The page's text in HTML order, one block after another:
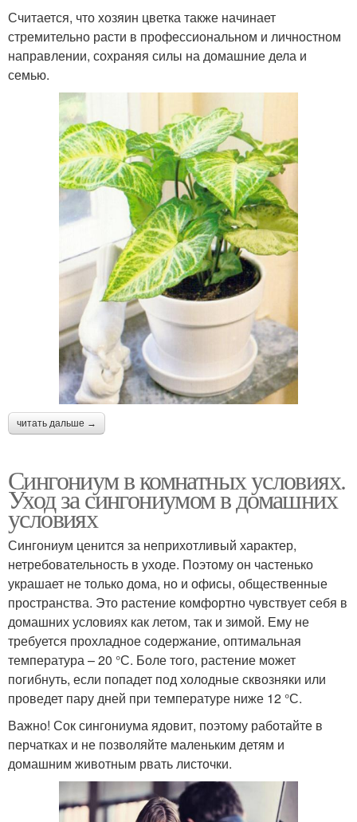
Считается, что хозяин цветка также начинает
стремительно расти в профессиональном и личностном
направлении, сохраняя силы на домашние дела и
семью.
читать дальше →
Сингониум в комнатных условиях.
Уход за сингониумом в домашних
условиях
Сингониум ценится за неприхотливый характер,
нетребовательность в уходе. Поэтому он частенько
украшает не только дома, но и офисы, общественные
пространства. Это растение комфортно чувствует себя в
домашних условиях как летом, так и зимой. Ему не
требуется прохладное содержание, оптимальная
температура – 20 °С. Боле того, растение может
погибнуть, если попадет под холодные сквозняки или
проведет пару дней при температуре ниже 12 °С.
Важно! Сок сингониума ядовит, поэтому работайте в
перчатках и не позволяйте маленьким детям и
домашним животным рвать листочки.